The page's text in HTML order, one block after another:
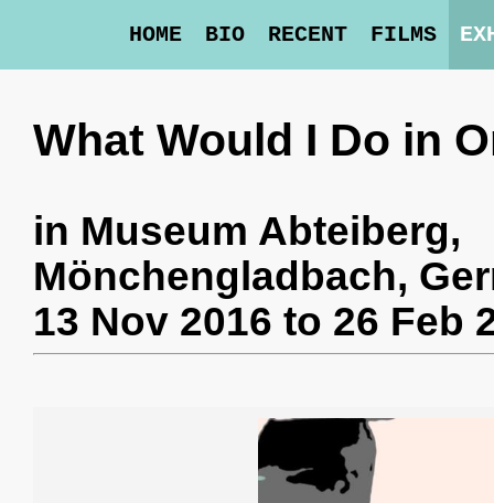
HOME BIO RECENT FILMS
What Would I Do in
in Museum Abteiberg,
Mönchengladbach,
13 Nov 2016 to 26 Feb